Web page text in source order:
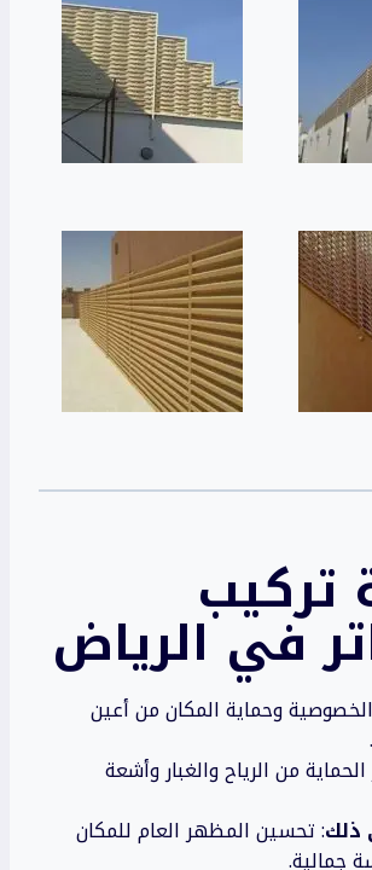
تركيب
في الرياض
وحماية المكان من أعين
من الرياح والغبار وأشعة
ذلك: تحسين المظهر العام للمكان
جمالية.